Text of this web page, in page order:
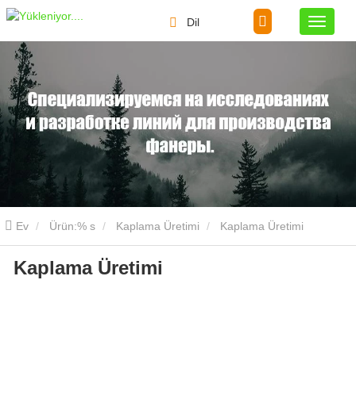
Dil
Ev Ürün:% s Kaplama Üretimi Kaplama Üretimi
Kaplama Üretimi